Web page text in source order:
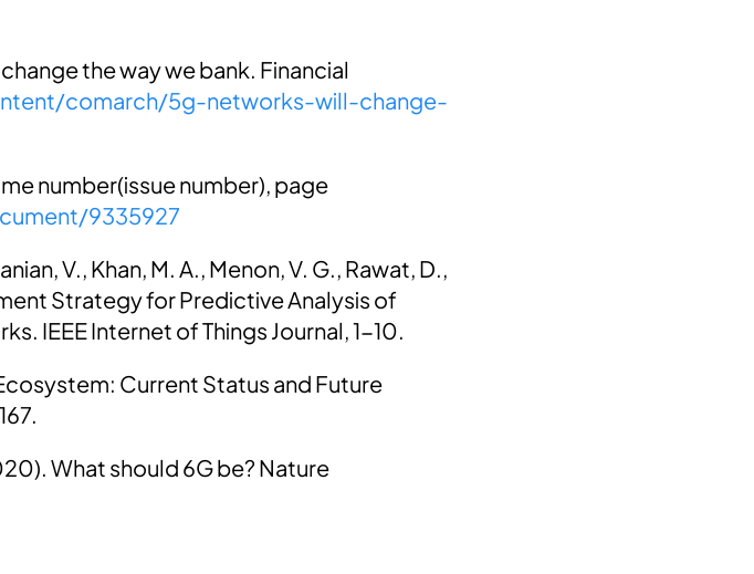
the way we bank. Financial
comarch/5g-networks-will-change-
number(issue number), page
9335927
V., Khan, M. A., Menon, V. G., Rawat, D.,
Strategy for Predictive Analysis of
IEEE Internet of Things Journal, 1-10.
Current Status and Future
What should 6G be? Nature